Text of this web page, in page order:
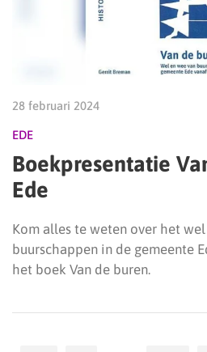
28 februari 2024
EDE
Boekpresentatie
Ede
Kom alles te weten over het
buurschappen in de gemeente
het boek Van de buren.